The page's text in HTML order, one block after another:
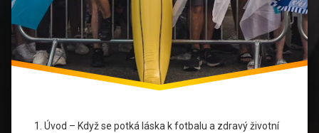
1. Úvod – Když se potká láska k fotbalu a zdravý životní
Sportovní
styl